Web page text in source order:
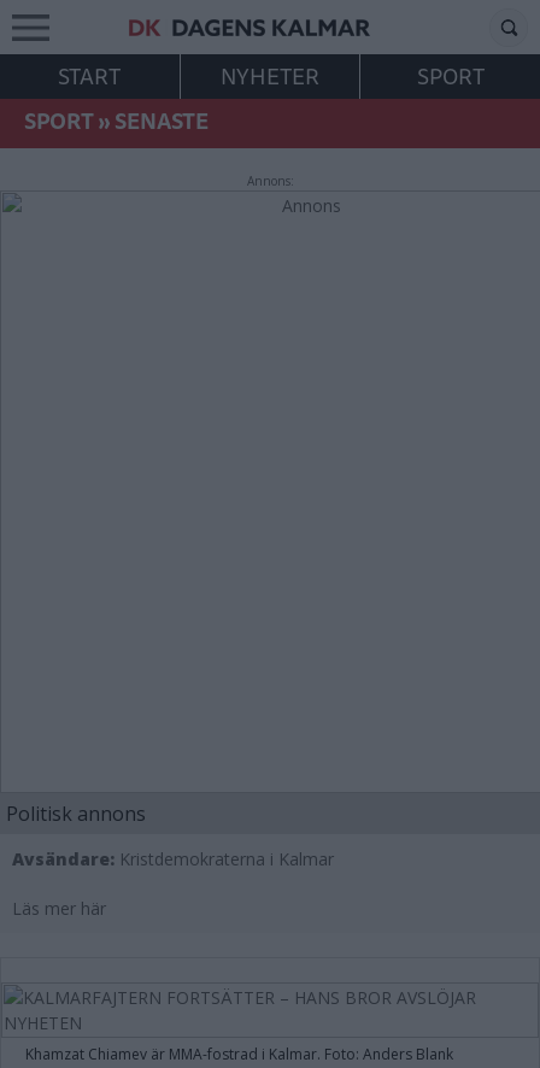
START NYHETER
SPORT
SPORT»SENASTE
Annons:
Politisk annons
Avsändare: Kristdemokraterna i Kalmar
Läs mer här
Khamzat Chiamev är MMA-fostrad i Kalmar. Foto: Anders Blank